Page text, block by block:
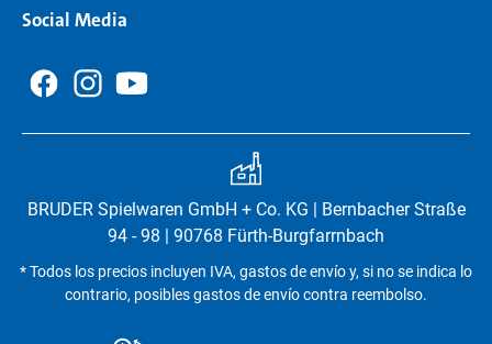
Social Media
BRUDER Spielwaren GmbH + Co. KG | Bernbacher Straße
94 - 98 | 90768 Fürth-Burgfarrnbach
* Todos los precios incluyen IVA, gastos de envío y, si no se indica lo
contrario, posibles gastos de envío contra reembolso.